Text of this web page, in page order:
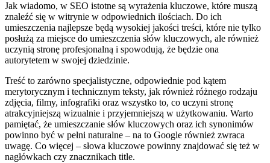
Jak wiadomo, w SEO istotne są wyrażenia kluczowe, które muszą
znaleźć się w witrynie w odpowiednich ilościach. Do ich
umieszczenia najlepsze będą wysokiej jakości treści, które nie tylko
posłużą za miejsce do umieszczenia słów kluczowych, ale również
uczynią stronę profesjonalną i spowodują, że będzie ona
autorytetem w swojej dziedzinie.
Treść to zarówno specjalistyczne, odpowiednie pod kątem
merytorycznym i technicznym teksty, jak również różnego rodzaju
zdjęcia, filmy, infografiki oraz wszystko to, co uczyni stronę
atrakcyjniejszą wizualnie i przyjemniejszą w użytkowaniu. Warto
pamiętać, że umieszczanie słów kluczowych oraz ich synonimów
powinno być w pełni naturalne – na to Google również zwraca
uwagę. Co więcej – słowa kluczowe powinny znajdować się też w
nagłówkach czy znacznikach title.